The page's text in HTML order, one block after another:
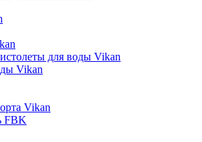
для воды Vikan
Vikan
Vikan
FBK